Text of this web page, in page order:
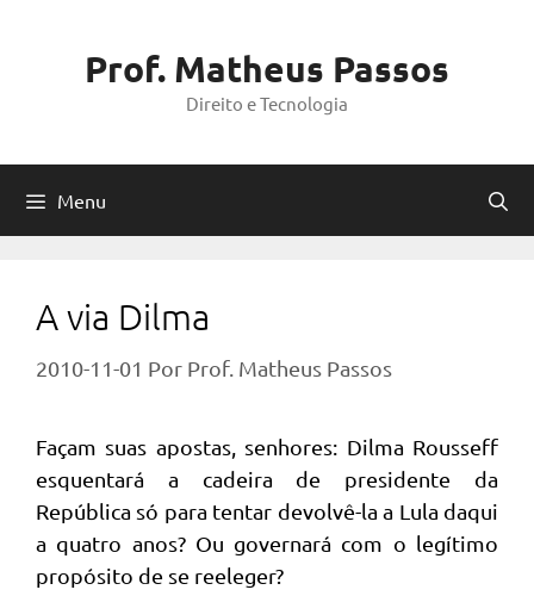
Prof. Matheus Passos
Direito e Tecnologia
Menu
A via Dilma
2010-11-01 Por Prof. Matheus Passos
Façam suas apostas, senhores: Dilma Rousseff
esquentará a cadeira de presidente da
República só para tentar devolvê-la a Lula daqui
a quatro anos? Ou governará com o legítimo
propósito de se reeleger?